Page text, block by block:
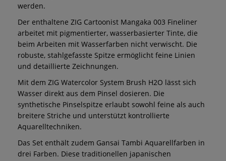
werden.
Der enthaltene ZIG Cartoonist Mangaka 003 Fineliner
arbeitet mit pigmentierter, wasserbasierter Tinte, die
beim Arbeiten mit Wasserfarben nicht verwischt. Die
robuste, stahlgefasste Spitze ermöglicht feine Linien
und detaillierte Zeichnungen.
Mit dem ZIG Watercolor System Brush H2O lässt sich
Wasser direkt aus dem Pinsel dosieren. Die
synthetische Pinselspitze erlaubt sowohl feine als auch
breitere Striche und unterstützt kontrollierte
Aquarelltechniken.
Das Set enthält zudem Gansai Tambi Aquarellfarben in
drei Farben. Diese traditionellen japanischen